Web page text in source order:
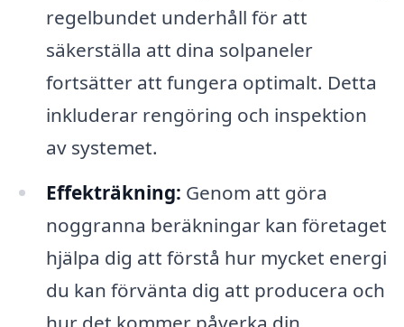
regelbundet underhåll för att
säkerställa att dina solpaneler
fortsätter att fungera optimalt. Detta
inkluderar rengöring och inspektion
av systemet.
Effekträkning: Genom att göra
noggranna beräkningar kan företaget
hjälpa dig att förstå hur mycket energi
du kan förvänta dig att producera och